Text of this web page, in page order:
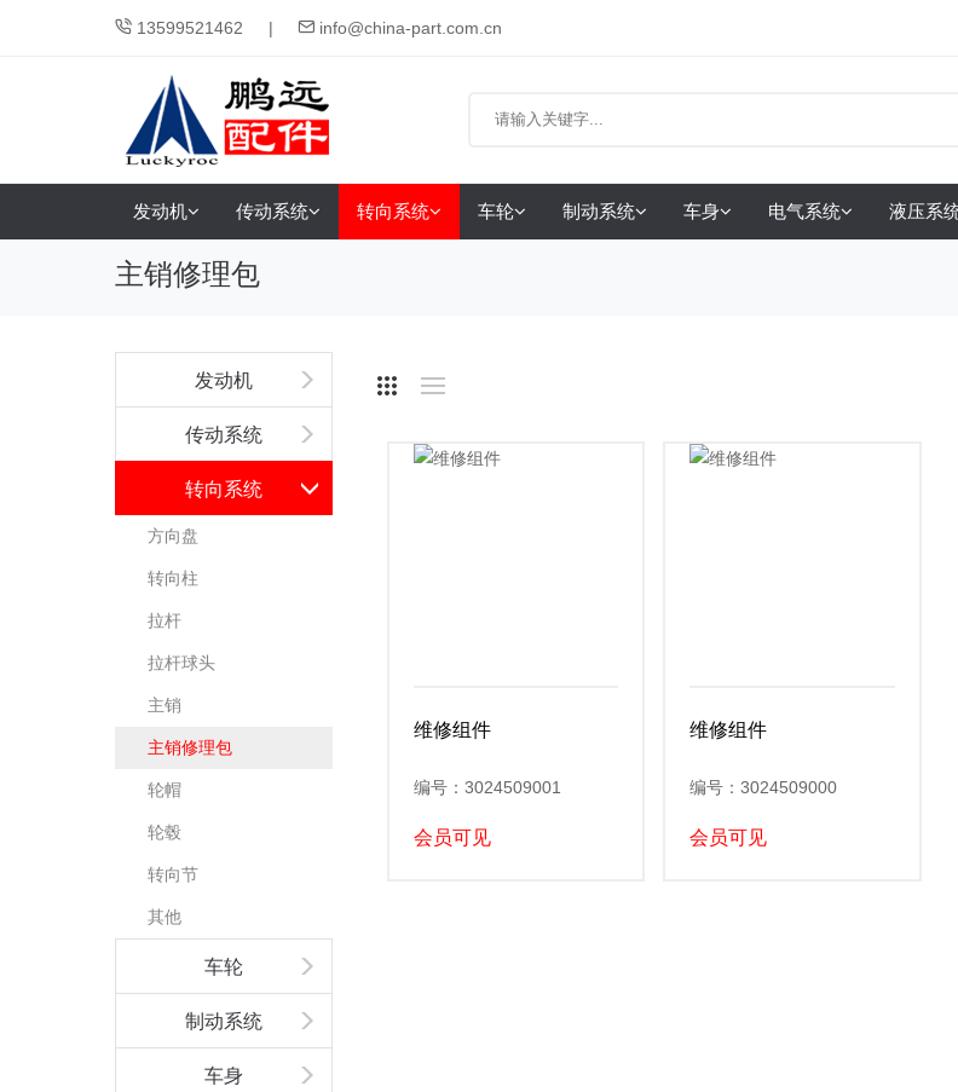
13599521462 info@china-part.com.cn
发动机 传动系统 转向系统 车轮 制动系统 车身 电气系统 液压系
主销修理包
发动机
传动系统
转向系统
方向盘
转向柱
拉杆
拉杆球头
主销
主销修理包
轮帽
轮毂
转向节
其他
车轮
制动系统
车身
维修组件
编号：3024509001
会员可见
维修组件
编号：3024509000
会员可见